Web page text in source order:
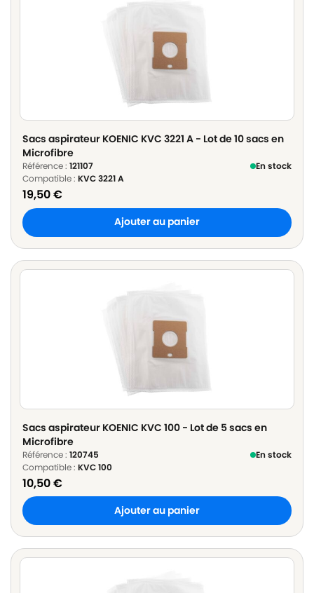
Sacs aspirateur KOENIC KVC 3221 A - Lot de 10 sacs en
Microfibre
Référence : 121107
En stock
Compatible : KVC 3221 A
19,50€
Ajouter au panier
Sacs aspirateur KOENIC KVC 100 - Lot de 5 sacs en
Microfibre
Référence : 120745
En stock
Compatible : KVC 100
10,50€
Ajouter au panier